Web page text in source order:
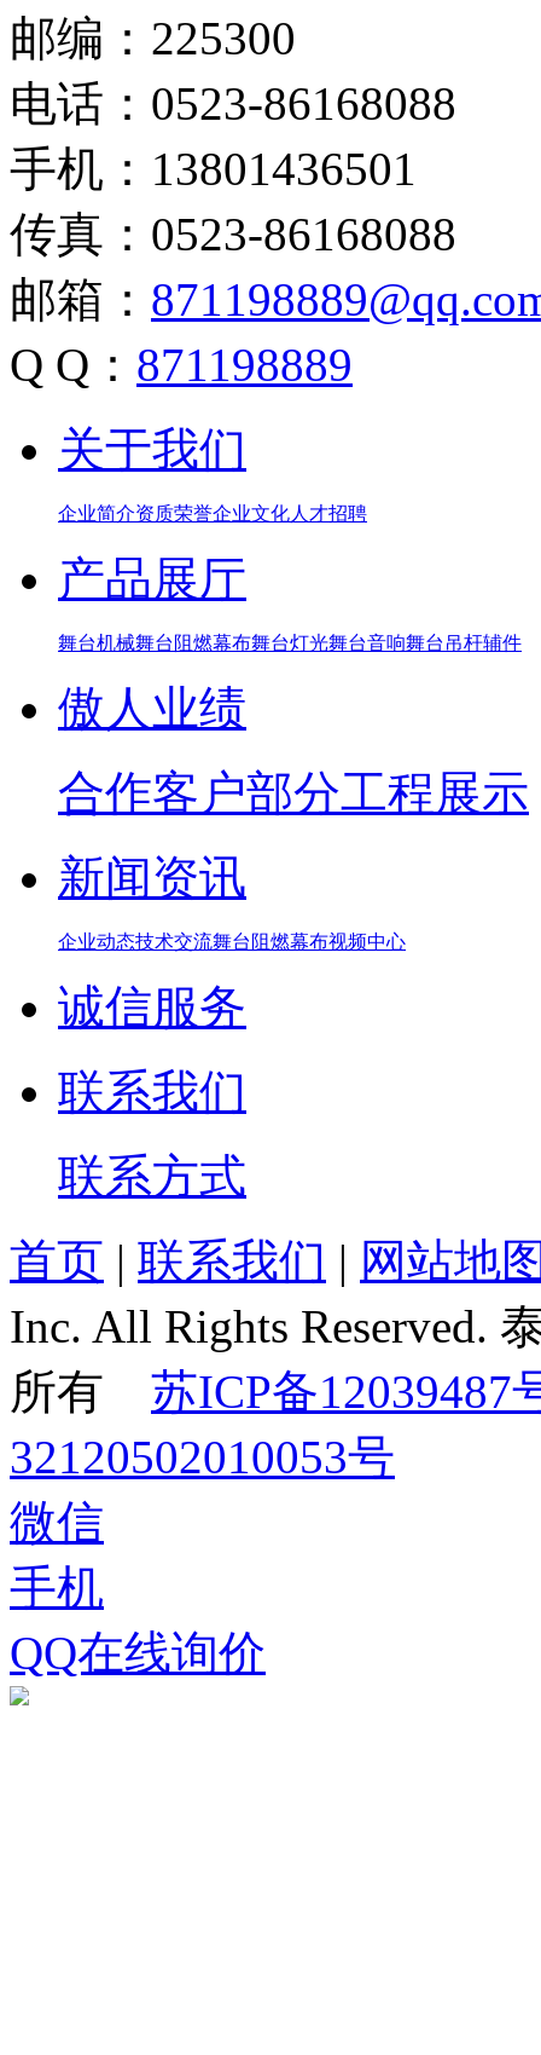
邮编：225300
电话：0523-86168088
手机：13801436501
传真：0523-86168088
邮箱：
Q Q： 871198889
关于我们
企业简介资质荣誉企业文化人才招聘
产品展厅
舞台机械舞台阻燃幕布舞台灯光舞台音响舞台吊杆辅件
傲人业绩
合作客户部分工程展示
新闻资讯
企业动态技术交流舞台阻燃幕布视频中心
诚信服务
联系我们
联系方式
首页 | 联系我们 | 网站地
Inc. All Rights Reserved.
所有 苏ICP备12039487
32120502010053号
微信
手机
QQ在线询价